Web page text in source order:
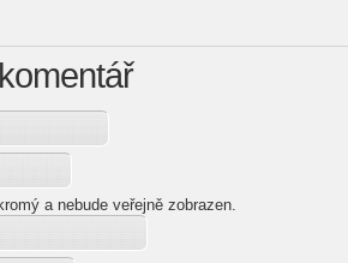
a nebude veřejně zobrazen.